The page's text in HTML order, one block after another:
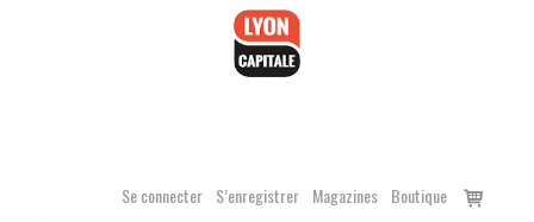
Se connecter S’enregistrer Magazines Boutique
Voir